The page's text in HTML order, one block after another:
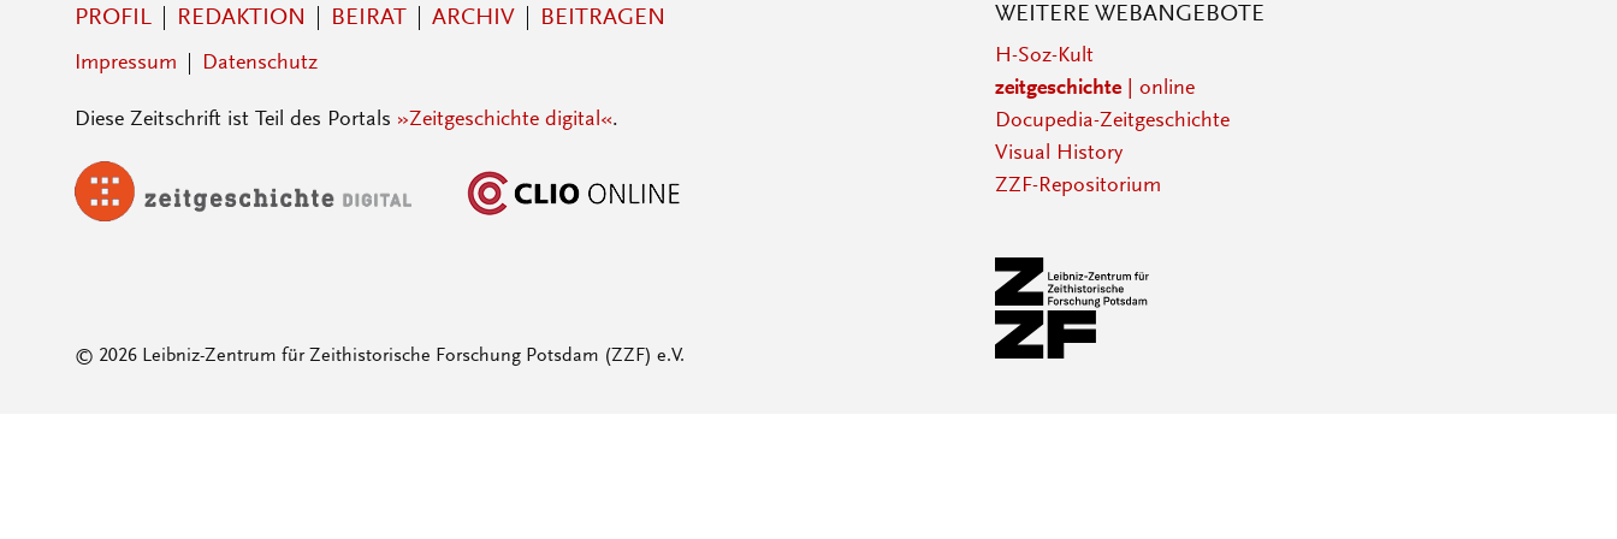
PROFIL REDAKTION BEIRAT ARCHIV BEITRAGEN
Impressum Datenschutz
Diese Zeitschrift ist Teil des Portals »Zeitgeschichte digital«.
WEITERE WEBANGEBOTE
H-Soz-Kult
zeitgeschichte| online
Docupedia-Zeitgeschichte
Visual History
ZZF-Repositorium
© 2026 Leibniz-Zentrum für Zeithistorische Forschung Potsdam (ZZF) e.V.